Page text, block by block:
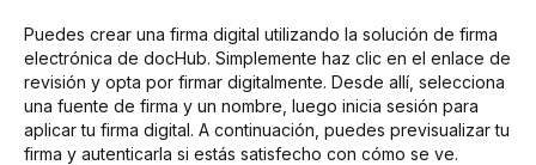
Puedes crear una firma digital utilizando la solución de firma
electrónica de docHub. Simplemente haz clic en el enlace de
revisión y opta por firmar digitalmente. Desde allí, selecciona
una fuente de firma y un nombre, luego inicia sesión para
aplicar tu firma digital. A continuación, puedes previsualizar tu
firma y autenticarla si estás satisfecho con cómo se ve.